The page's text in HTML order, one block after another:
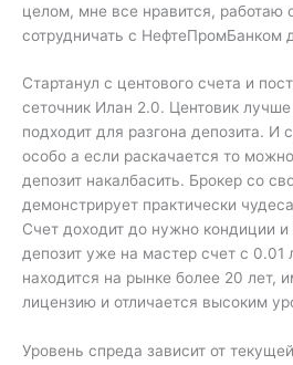
целом, мне все нравится, работаю
сотрудничать с НефтеПромБанком
Стартанул с центового счета и
сеточник Илан 2.0. Центовик лучше
подходит для разгона депозита. И
особо а если раскачается то
депозит накалбасить. Брокер со
демонстрирует практически
Счет доходит до нужно кондиции и
депозит уже на мастер счет с 0.01
находится на рынке более 20 лет,
лицензию и отличается высоким
Уровень спреда зависит от